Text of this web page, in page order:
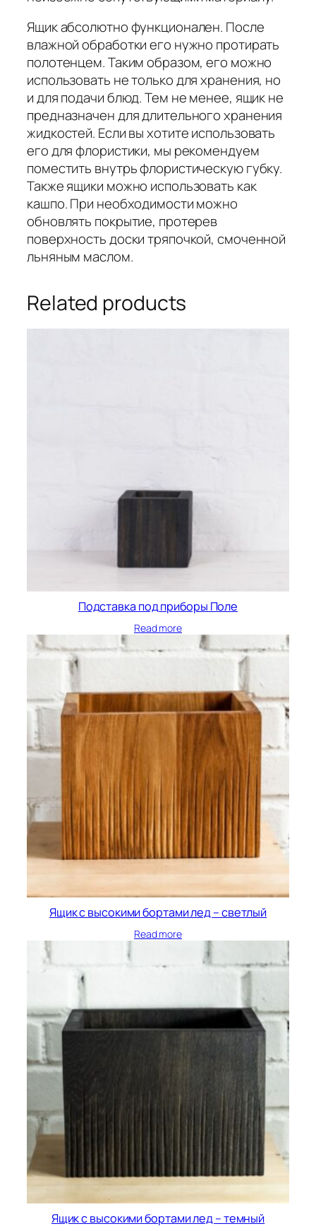
Ящик абсолютно функционален. После
влажной обработки его нужно протирать
полотенцем. Таким образом, его можно
использовать не только для хранения, но
и для подачи блюд. Тем не менее, ящик не
предназначен для длительного хранения
жидкостей. Если вы хотите использовать
его для флористики, мы рекомендуем
поместить внутрь флористическую губку.
Также ящики можно использовать как
кашпо. При необходимости можно
обновлять покрытие, протерев
поверхность доски тряпочкой, смоченной
льняным маслом.
Related products
Подставка под приборы Поле
Read more
Ящик с высокими бортами лед – светлый
Read more
Ящик с высокими бортами лед – темный